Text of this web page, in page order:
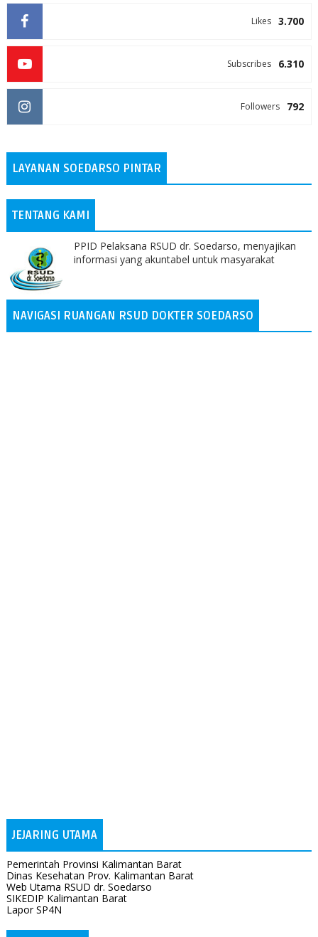
3.700
Likes
6.310
Subscribes
792
Followers
LAYANAN SOEDARSO PINTAR
TENTANG KAMI
PPID Pelaksana RSUD dr. Soedarso, menyajikan
informasi yang akuntabel untuk masyarakat
NAVIGASI RUANGAN RSUD DOKTER SOEDARSO
JEJARING UTAMA
Pemerintah Provinsi Kalimantan Barat
Dinas Kesehatan Prov. Kalimantan Barat
Web Utama RSUD dr. Soedarso
SIKEDIP Kalimantan Barat
Lapor SP4N